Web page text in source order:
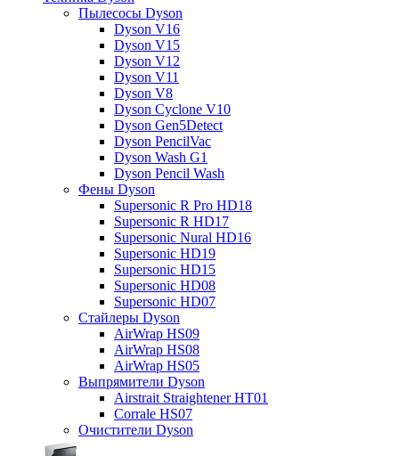
Пылесосы Dyson
Dyson V16
Dyson V15
Dyson V12
Dyson V11
Dyson V8
Dyson Cyclone V10
Dyson Gen5Detect
Dyson PencilVac
Dyson Wash G1
Dyson Pencil Wash
Фены Dyson
Supersonic R Pro HD18
Supersonic R HD17
Supersonic Nural HD16
Supersonic HD19
Supersonic HD15
Supersonic HD08
Supersonic HD07
Стайлеры Dyson
AirWrap HS09
AirWrap HS08
AirWrap HS05
Выпрямители Dyson
Airstrait Straightener HT01
Corrale HS07
Очистители Dyson